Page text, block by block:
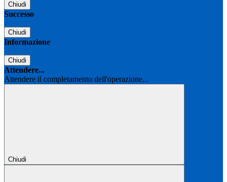
Chiudi
Successo
Chiudi
Informazione
Chiudi
Attendere...
Attendere il completamento dell'operazione...
Chiudi